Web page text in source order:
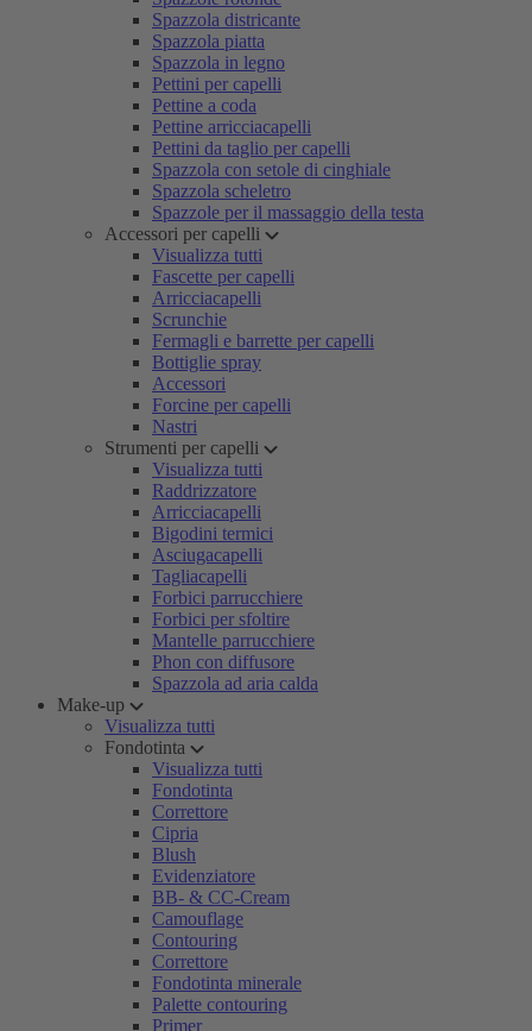
Spazzola districante
Spazzola piatta
Spazzola in legno
Pettini per capelli
Pettine a coda
Pettine arricciacapelli
Pettini da taglio per capelli
Spazzola con setole di cinghiale
Spazzola scheletro
Spazzole per il massaggio della testa
Accessori per capelli
Visualizza tutti
Fascette per capelli
Arricciacapelli
Scrunchie
Fermagli e barrette per capelli
Bottiglie spray
Accessori
Forcine per capelli
Nastri
Strumenti per capelli
Visualizza tutti
Raddrizzatore
Arricciacapelli
Bigodini termici
Asciugacapelli
Tagliacapelli
Forbici parrucchiere
Forbici per sfoltire
Mantelle parrucchiere
Phon con diffusore
Spazzola ad aria calda
Make-up
Visualizza tutti
Fondotinta
Visualizza tutti
Fondotinta
Correttore
Cipria
Blush
Evidenziatore
BB- & CC-Cream
Camouflage
Contouring
Correttore
Fondotinta minerale
Palette contouring
Primer